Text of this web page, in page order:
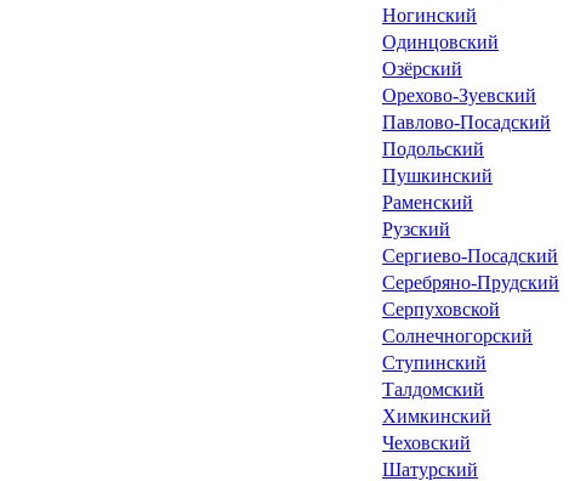
Ногинский
Одинцовский
Озёрский
Орехово-Зуевский
Павлово-Посадский
Подольский
Пушкинский
Раменский
Рузский
Сергиево-Посадский
Серебряно-Прудский
Серпуховской
Солнечногорский
Ступинский
Талдомский
Химкинский
Чеховский
Шатурский